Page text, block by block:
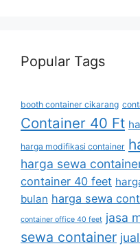
Popular Tags
booth container cikarang
Container 40 Ft
harga modifikasi container
harga sewa
container 40 feet
bulan harga sewa
container office 40 feet jasa
sewa container